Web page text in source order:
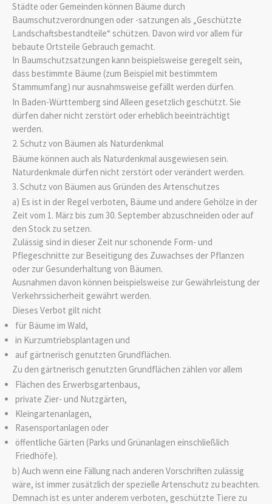
Städte oder Gemeinden können Bäume durch
Baumschutzverordnungen oder -satzungen als „Geschützte
Landschaftsbestandteile“ schützen. Davon wird vor allem für
bebaute Ortsteile Gebrauch gemacht.
In Baumschutzsatzungen kann beispielsweise geregelt sein,
dass bestimmte Bäume (zum Beispiel mit bestimmtem
Stammumfang) nur ausnahmsweise gefällt werden dürfen.
In Baden-Württemberg sind Alleen gesetzlich geschützt. Sie
dürfen daher nicht zerstört oder erheblich beeinträchtigt
werden.
2. Schutz von Bäumen als Naturdenkmal
Bäume können auch als Naturdenkmal ausgewiesen sein.
Naturdenkmale dürfen nicht zerstört oder verändert werden.
3. Schutz von Bäumen aus Gründen des Artenschutzes
a) Es ist in der Regel verboten, Bäume und andere Gehölze in der
Zeit vom 1. März bis zum 30. September abzuschneiden oder auf
den Stock zu setzen.
Zulässig sind in dieser Zeit nur schonende Form- und
Pflegeschnitte zur Beseitigung des Zuwachses der Pflanzen
oder zur Gesunderhaltung von Bäumen.
Ausnahmen davon können beispielsweise zur Gewährleistung der
Verkehrssicherheit gewährt werden.
Dieses Verbot gilt nicht
für Bäume im Wald,
in Kurzumtriebsplantagen und
auf gärtnerisch genutzten Grundflächen.
Zu den gärtnerisch genutzten Grundflächen zählen vor allem
Flächen des Erwerbsgartenbaus,
private Zier- und Nutzgärten,
Kleingartenanlagen,
Rasensportanlagen oder
öffentliche Gärten (Parks und Grünanlagen einschließlich
Friedhöfe).
b) Auch wenn eine Fällung nach anderen Vorschriften zulässig
wäre, ist immer zusätzlich der spezielle Artenschutz zu beachten.
Demnach ist es unter anderem verboten, geschützte Tiere zu